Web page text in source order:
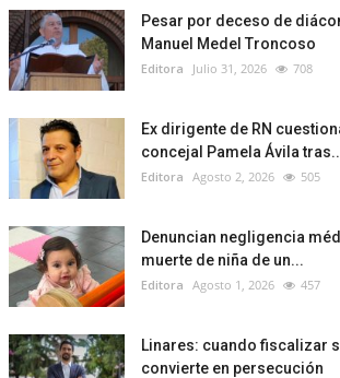
Pesar por deceso de
Manuel Medel Troncoso
Editora Julio 31, 2026 708
Ex dirigente de RN
concejal Pamela Ávila
Editora Agosto 2, 2026 505
Denuncian negligencia
muerte de niña de un...
Editora Agosto 1, 2026 457
Linares: cuando fiscalizar
convierte en persecución